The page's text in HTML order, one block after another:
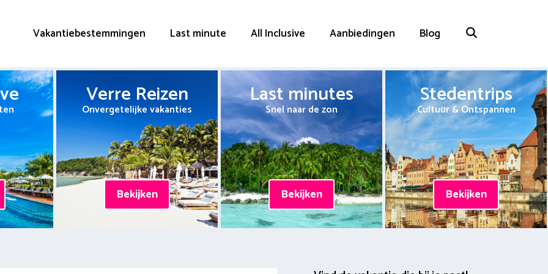
Vakantiebestemmingen Last minute All Inclusive Aanbiedingen Blog
Verre Reizen
Onvergetelijke vakanties
Bekijken
Last minutes
Snel naar de zon
Bekijken
Stedentrips
Cultuur & Ontspannen
Bekijken